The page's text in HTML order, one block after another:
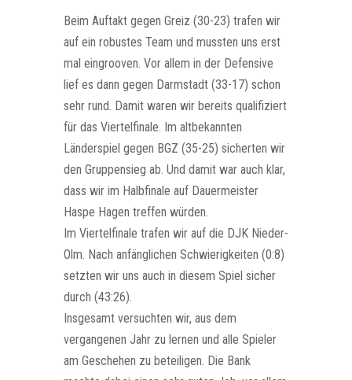
Beim Auftakt gegen Greiz (30-23) trafen wir
auf ein robustes Team und mussten uns erst
mal eingrooven. Vor allem in der Defensive
lief es dann gegen Darmstadt (33-17) schon
sehr rund. Damit waren wir bereits qualifiziert
für das Viertelfinale. Im altbekannten
Länderspiel gegen BGZ (35-25) sicherten wir
den Gruppensieg ab. Und damit war auch klar,
dass wir im Halbfinale auf Dauermeister
Haspe Hagen treffen würden.
Im Viertelfinale trafen wir auf die DJK Nieder-
Olm. Nach anfänglichen Schwierigkeiten (0:8)
setzten wir uns auch in diesem Spiel sicher
durch (43:26).
Insgesamt versuchten wir, aus dem
vergangenen Jahr zu lernen und alle Spieler
am Geschehen zu beteiligen. Die Bank